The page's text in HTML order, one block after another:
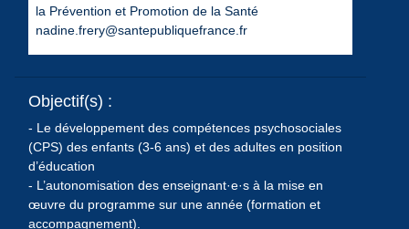
la Prévention et Promotion de la Santé
nadine.frery@santepubliquefrance.fr
Objectif(s) :
- Le développement des compétences psychosociales
(CPS) des enfants (3-6 ans) et des adultes en position
d’éducation
- L’autonomisation des enseignant·e·s à la mise en
œuvre du programme sur une année (formation et
accompagnement).